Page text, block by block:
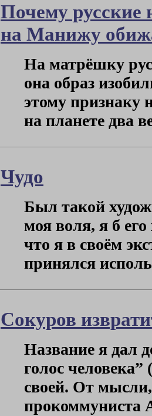
Почему русские
на Манижу
На матрёшку
она образ
этому признаку
на планете два
Чудо
Был такой
моя воля, я б
что я в своём
принялся
Сокуров
Название я дал
голос человека”
своей. От
прокоммуниста